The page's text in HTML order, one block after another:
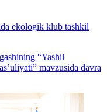
ekologik klub tashkil
“Yashil
mavzusida davra